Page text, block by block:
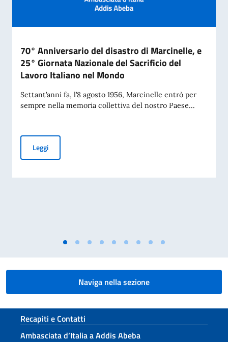
70° Anniversario del disastro di Marcinelle, e
25° Giornata Nazionale del Sacrificio del
Lavoro Italiano nel Mondo
Settant’anni fa, l’8 agosto 1956, Marcinelle entrò per
sempre nella memoria collettiva del nostro Paese...
Leggi70° Anniversario del disastro di Marcinelle, e 25°
Naviga nella sezione
Sezione footer
Recapiti e Contatti
Ambasciata d’Italia a Addis Abeba